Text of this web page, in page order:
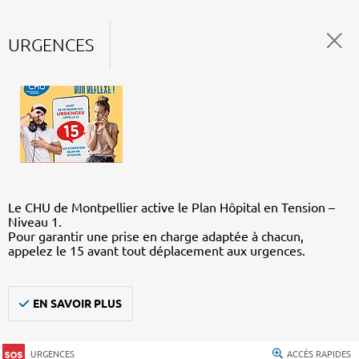
URGENCES
Le CHU de Montpellier active le Plan Hôpital en Tension –
Niveau 1.
Pour garantir une prise en charge adaptée à chacun,
appelez le 15 avant tout déplacement aux urgences.
EN SAVOIR PLUS
URGENCES ACCÈS RAPIDES